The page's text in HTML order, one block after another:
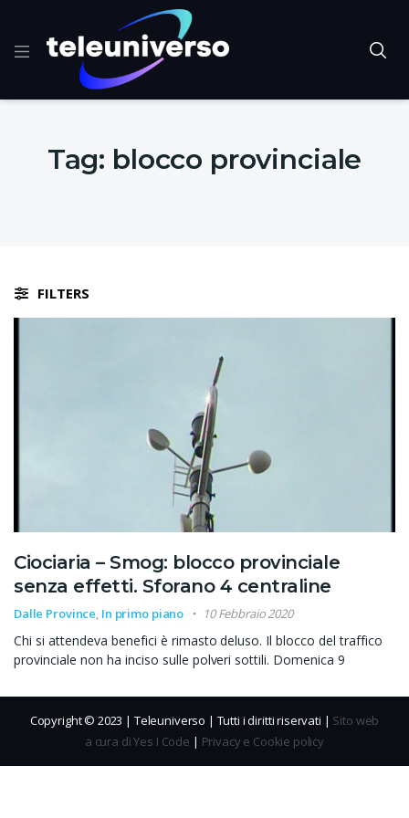
Tag: blocco provinciale
FILTERS
Ciociaria – Smog: blocco provinciale
senza effetti. Sforano 4 centraline
Dalle Province, In primo piano 10 Febbraio 2020
Chi si attendeva benefici è rimasto deluso. Il blocco del traffico
provinciale non ha inciso sulle polveri sottili. Domenica 9
Copyright © 2023 | Teleuniverso | Tutti i diritti riservati | Sito web
a cura di Yes I Code | Privacy e Cookie policy